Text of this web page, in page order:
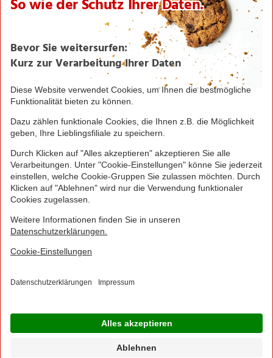
NORMA News
Seite drucken
Nach oben
Greifen Sie schnell zu! Alle angegebenen Preise in
Irrtümer durch Schreib-, Programmier- und
Datenübertragungsfehler sind vorbehalten.
© 2016 - 2026 NORMA Lebensmittelfilialbetrieb
Stiftung & Co. KG
Sitemap Kontakt
Barrierefreiheitserklärung Compliance
Jetzt Ihre NORMA Filiale auswählen und noch
mehr Angebote entdecken!
Geben Sie über "Meine Filiale" Ihre PLZ ein und sehen Sie alle Angebote aus Ihrer
Region.